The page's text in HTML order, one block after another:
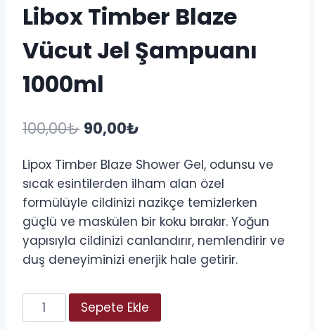
Libox Timber Blaze
Vücut Jel Şampuanı
1000ml
100,00₺ Orijinal
100,00₺.
90,00₺
fiyat:
90,00₺.
Lipox Timber Blaze Shower Gel, odunsu ve
sıcak esintilerden ilham alan özel
formülüyle cildinizi nazikçe temizlerken
güçlü ve maskülen bir koku bırakır. Yoğun
yapısıyla cildinizi canlandırır, nemlendirir ve
duş deneyiminizi enerjik hale getirir.
Libox
Timber
Sepete Ekle